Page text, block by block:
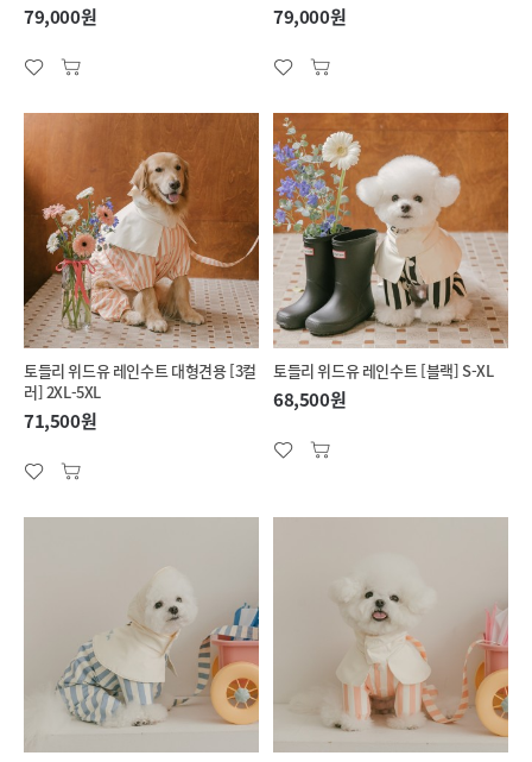
79,000원 79,000원
토들리 위드유 레인수트 대형견용 [3컬
러] 2XL-5XL
71,500원
토들리 위드유 레인수트 [블랙] S-XL
68,500원